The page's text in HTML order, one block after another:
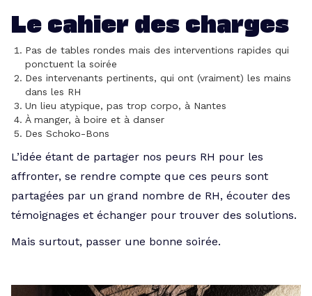
Le cahier des charges
Pas de tables rondes mais des interventions rapides qui
ponctuent la soirée
Des intervenants pertinents, qui ont (vraiment) les mains
dans les RH
Un lieu atypique, pas trop corpo, à Nantes
À manger, à boire et à danser
Des Schoko-Bons
L’idée étant de partager nos peurs RH pour les
affronter, se rendre compte que ces peurs sont
partagées par un grand nombre de RH, écouter des
témoignages et échanger pour trouver des solutions.
Mais surtout, passer une bonne soirée.